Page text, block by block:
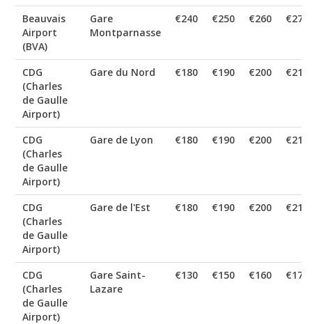
Beauvais
Airport
(BVA)
Gare
Montparnasse
€240 €250 €260 €270
CDG
(Charles
de Gaulle
Airport)
Gare du Nord €180 €190 €200 €210
CDG
(Charles
de Gaulle
Airport)
Gare de Lyon €180 €190 €200 €210
CDG
(Charles
de Gaulle
Airport)
Gare de l'Est €180 €190 €200 €210
CDG
(Charles
de Gaulle
Airport)
Gare Saint-
Lazare
€130 €150 €160 €170